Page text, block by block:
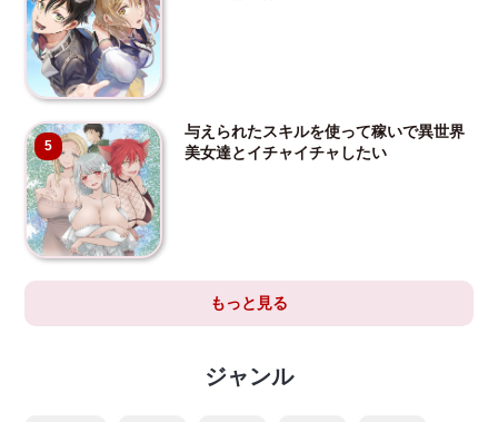
5
与えられたスキルを使って稼いで異世界
美女達とイチャイチャしたい
もっと見る
ジャンル